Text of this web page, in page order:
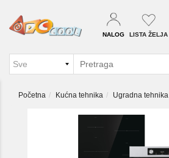
NALOG LISTA ŽELJA
Početna Kućna tehnika Ugradna tehnika